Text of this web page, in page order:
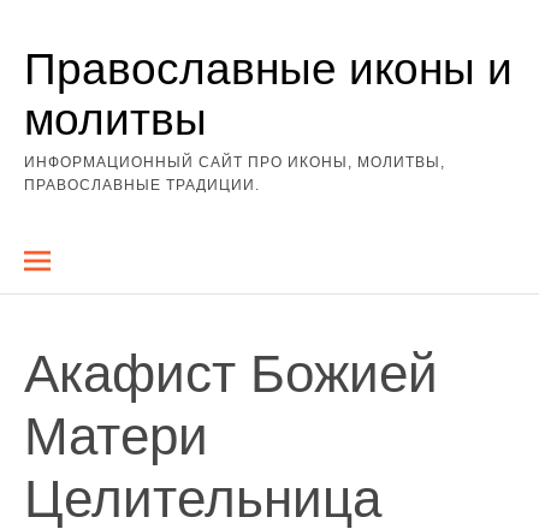
содержимому
Православные иконы и
молитвы
ИНФОРМАЦИОННЫЙ САЙТ ПРО ИКОНЫ, МОЛИТВЫ,
ПРАВОСЛАВНЫЕ ТРАДИЦИИ.
Акафист Божией
Матери
Целительница